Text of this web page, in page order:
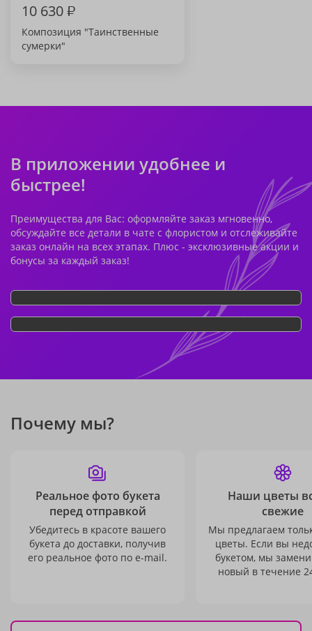
10 630₽
Композиция "Таинственные
сумерки"
В приложении удобнее и
быстрее!
Преимущества для Вас: оформляйте заказ мгновенно,
обсуждайте все детали в чате с флористом и отслеживайте
заказ онлайн на всех этапах. Плюс - эксклюзивные акции и
бонусы за каждый заказ!
Почему мы?
Реальное фото букета
перед отправкой
Убедитесь в красоте вашего
букета до доставки, получив
его реальное фото по e-mail.
Наши цветы
свежие
Мы предлагаем
цветы. Если вы
букетом, мы
новый в течение